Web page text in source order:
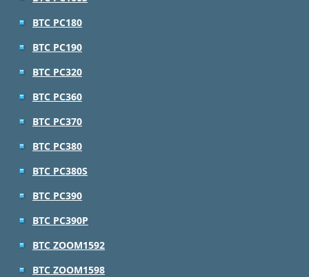
BTC PC180
BTC PC190
BTC PC320
BTC PC360
BTC PC370
BTC PC380
BTC PC380S
BTC PC390
BTC PC390P
BTC ZOOM1592
BTC ZOOM1598